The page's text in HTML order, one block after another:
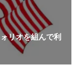
リオを組んで利